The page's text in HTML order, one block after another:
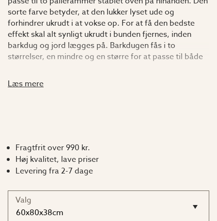
sorte farve betyder, at den lukker lyset ude og
forhindrer ukrudt i at vokse op. For at få den bedste
effekt skal alt synligt ukrudt i bunden fjernes, inden
barkdug og jord lægges på. Barkdugen fås i to
størrelser, en mindre og en større for at passe til både
Fremstillet af 50 g/m² sort non-woven PP med UV-
stabilisator.
Læs mere
Fragtfrit over 990 kr.
Høj kvalitet, lave priser
Levering fra 2-7 dage
Valg